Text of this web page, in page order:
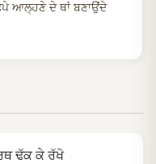
ਆਲ੍ਹਣੇ ਦੇ ਥਾਂ ਬਣਾਉਂਦੇ
ਢੱਕ ਕੇ ਰੱਖੋ